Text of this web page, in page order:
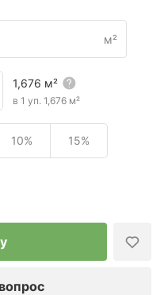
м²
1,676 м²
в 1 уп. 1,676 м²
10% 15%